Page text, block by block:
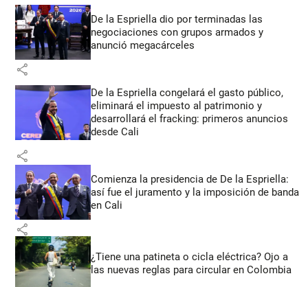
De la Espriella dio por terminadas las
negociaciones con grupos armados y
anunció megacárceles
share
De la Espriella congelará el gasto público,
eliminará el impuesto al patrimonio y
desarrollará el fracking: primeros anuncios
desde Cali
share
Comienza la presidencia de De la Espriella:
así fue el juramento y la imposición de banda
en Cali
share
¿Tiene una patineta o cicla eléctrica? Ojo a
las nuevas reglas para circular en Colombia